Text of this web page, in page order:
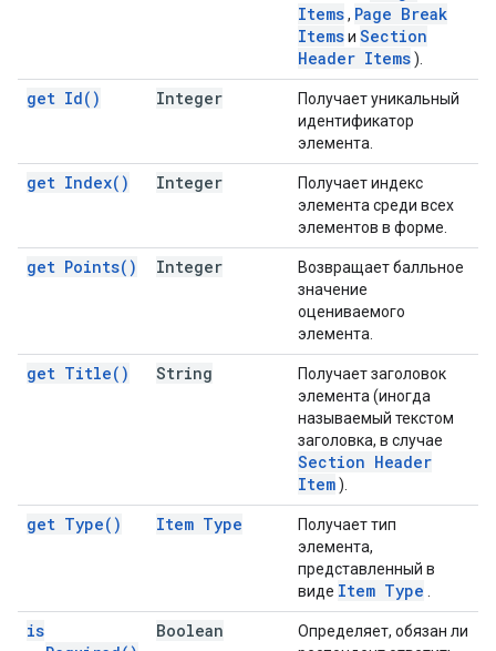
Items, Page Break
Itemsи Section
Header Items).
get Id( ) Integer
Получает уникальный
идентификатор
элемента.
get Index( ) Integer
Получает индекс
элемента среди всех
элементов в форме.
get Points( ) Integer
Возвращает балльное
значение
оцениваемого
элемента.
get Title( ) String
Получает заголовок
элемента (иногда
называемый текстом
заголовка, в случае
Section Header
Item).
get Type( ) Item Type
Получает тип
элемента,
представленный в
виде Item Type
is
Boolean
Определяет, обязан ли